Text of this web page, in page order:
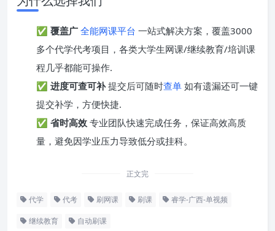
✅ 覆盖广 全能网课平台 一站式解决方案，覆盖3000
多个代学代考项目，各类大学生网课/继续教育/培训课
程几乎都能可操作.
✅ 进度可查可补提交后可随时查单 如有遗漏还可一键
提交补学，方便快捷.
✅ 省时高效 专业团队快速完成任务，保证高效高质
量，避免因学业压力导致低分或挂科。
正文完
代学 代考 刷网课 刷课 睿学-广西-单视频
继续教育 自动刷课